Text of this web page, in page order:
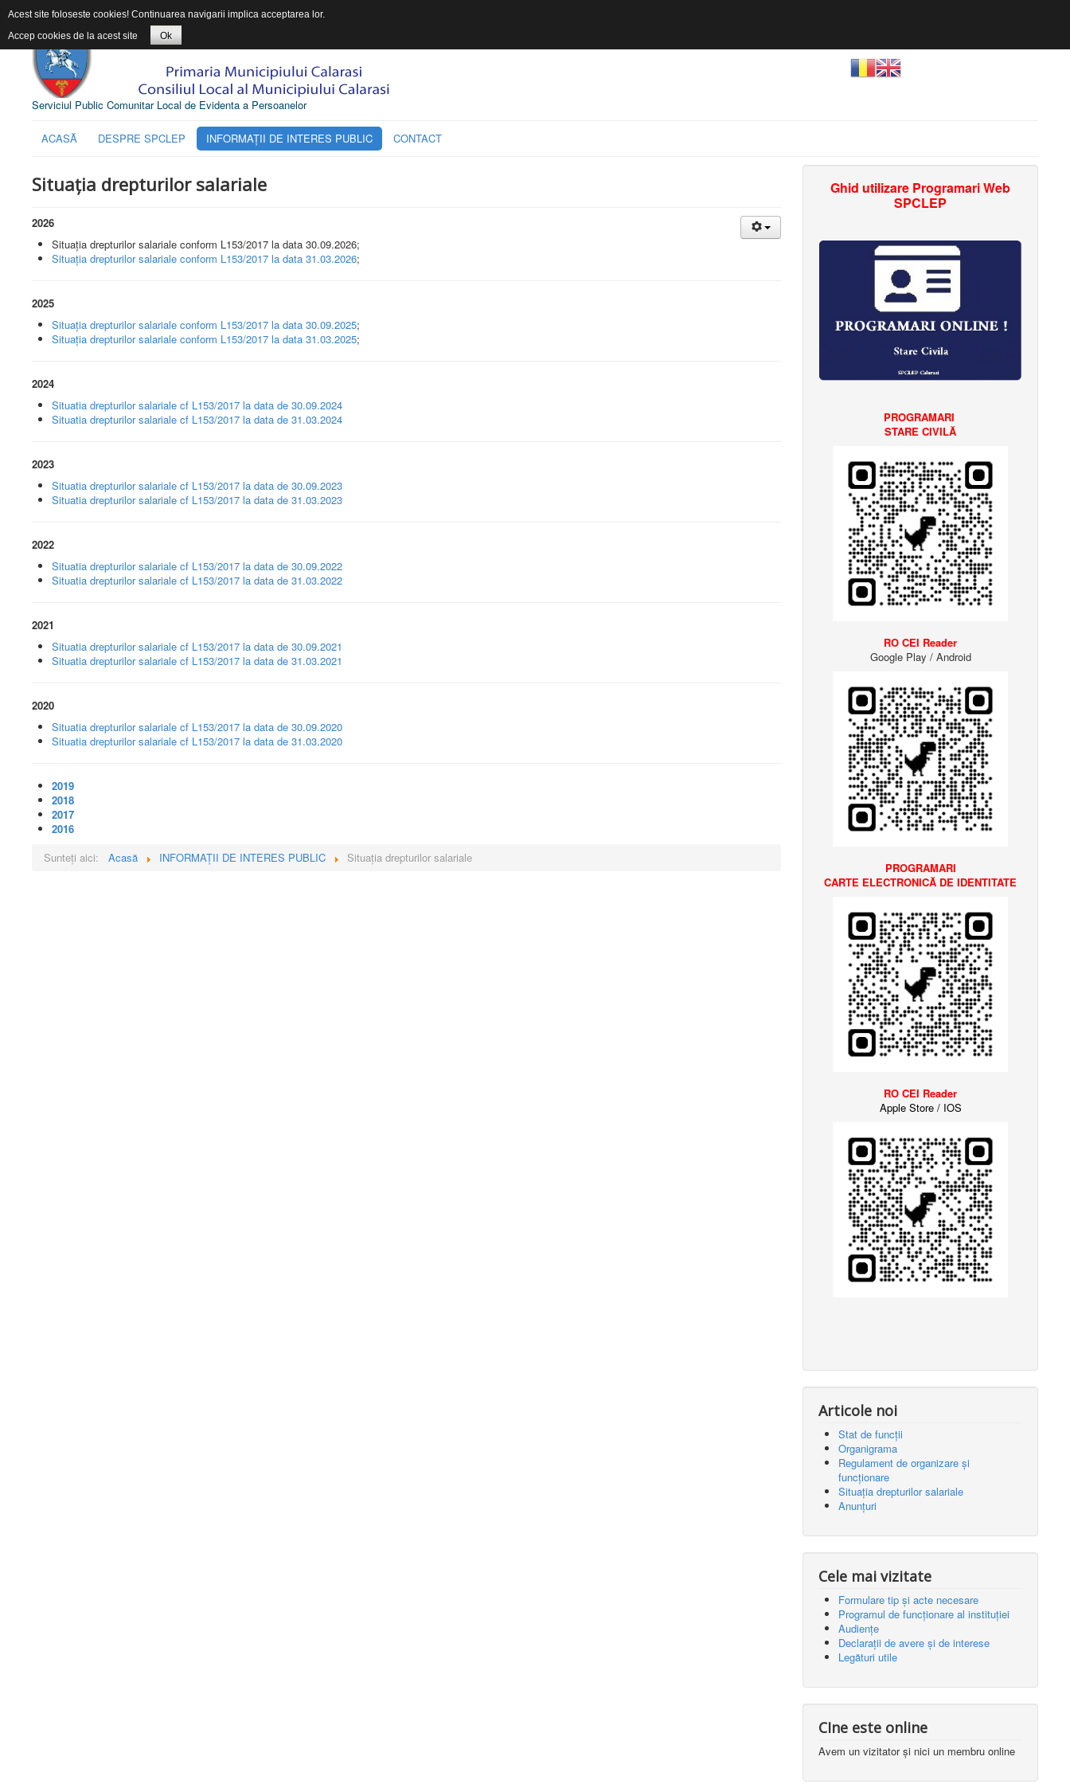
Serviciul Public Comunitar Local de Evidenta a Persoanelor
ACASĂ DESPRE SPCLEP INFORMAŢII DE INTERES PUBLIC CONTACT
Situația drepturilor salariale
2026
Situația drepturilor salariale conform L153/2017 la data 30.09.2026;
Situația drepturilor salariale conform L153/2017 la data 31.03.2026;
2025
Situația drepturilor salariale conform L153/2017 la data 30.09.2025;
Situația drepturilor salariale conform L153/2017 la data 31.03.2025;
2024
Situatia drepturilor salariale cf L153/2017 la data de 30.09.2024
Situatia drepturilor salariale cf L153/2017 la data de 31.03.2024
2023
Situatia drepturilor salariale cf L153/2017 la data de 30.09.2023
Situatia drepturilor salariale cf L153/2017 la data de 31.03.2023
2022
Situatia drepturilor salariale cf L153/2017 la data de 30.09.2022
Situatia drepturilor salariale cf L153/2017 la data de 31.03.2022
2021
Situatia drepturilor salariale cf L153/2017 la data de 30.09.2021
Situatia drepturilor salariale cf L153/2017 la data de 31.03.2021
2020
Situatia drepturilor salariale cf L153/2017 la data de 30.09.2020
Situatia drepturilor salariale cf L153/2017 la data de 31.03.2020
2019
2018
2017
2016
Sunteți aici:
Acasă INFORMAŢII DE INTERES PUBLIC Situația drepturilor salariale
Ghid utilizare Programari Web
SPCLEP
PROGRAMARI
STARE CIVILĂ
RO CEI Reader
Google Play / Android
PROGRAMARI
CARTE ELECTRONICĂ DE IDENTITATE
RO CEI Reader
Apple Store / IOS
Articole noi
Stat de funcții
Organigrama
Regulament de organizare și
funcționare
Situația drepturilor salariale
Anunțuri
Cele mai vizitate
Formulare tip și acte necesare
Programul de funcționare al instituției
Audiențe
Declarații de avere și de interese
Legături utile
CIne este online
Avem un vizitator și nici un membru online
Acest site foloseste cookies! Continuarea navigarii implica acceptarea lor.
Accep cookies de la acest site
Ok